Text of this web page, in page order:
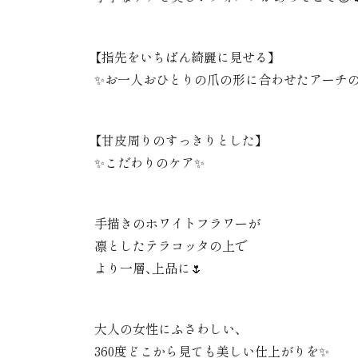
【指先をいちばん綺麗に見せる】
✨お一人おひとりの爪の形に合わせたアーチ
【甘皮周りのすっきりとした】
✨こだわりのケア✨
手描きのホワイトフラワーが
凛としたテラコッタの上で
より一層、上品に🌷
大人の女性にふさわしい、
360度どこから見ても美しい仕上がりを✨